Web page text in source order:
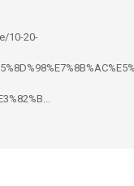
10-20-